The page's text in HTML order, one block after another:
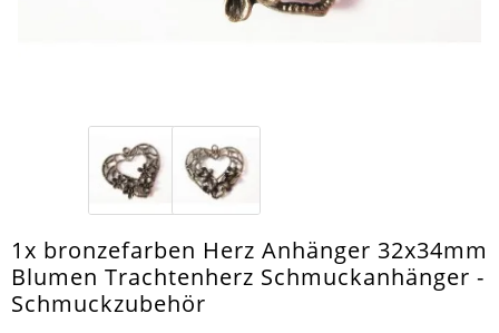
1x bronzefarben Herz Anhänger 32x34mm
Blumen Trachtenherz Schmuckanhänger -
Schmuckzubehör